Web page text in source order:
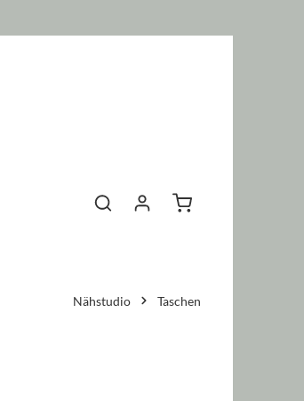
Warenkorb enthält 0
Nähstudio Taschen